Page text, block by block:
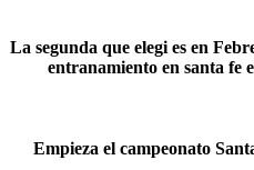
La segunda que elegi es en
entranamiento en santa fe
Empieza el campeonato